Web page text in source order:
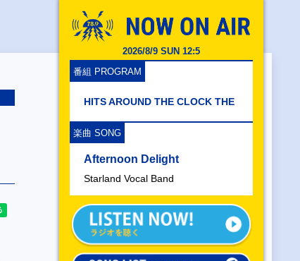
2026/8/9 SUN 12:5
番組 PROGRAM
HITS AROUND THE CLOCK THE
楽曲 SONG
Afternoon Delight
Starland Vocal Band